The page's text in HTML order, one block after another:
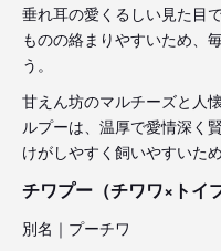
垂れ耳の愛くるしい見た目
ものの絡まりやすいため、
う。
甘えん坊のマルチーズと人
ルプーは、温厚で愛情深く
けがしやすく飼いやすいた
チワプー（チワワ×トイ
別名｜プーチワ